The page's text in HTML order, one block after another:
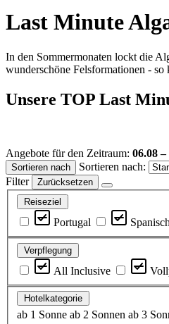
Last Minute
In den Sommermonaten lockt die
wunderschöne Felsformationen -
Unsere TOP Last
Angebote für den Zeitraum: 06.08 –
Sortieren nach
Sortieren nach:
Filter
Zurücksetzen
Reiseziel
Portugal
Verpflegung
All Inclusive
Hotelkategorie
ab 1 Sonne ab 2 Sonnen ab 3